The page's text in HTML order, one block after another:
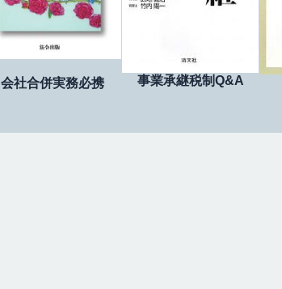
会社合併実務必携 事業承継税制Q&A